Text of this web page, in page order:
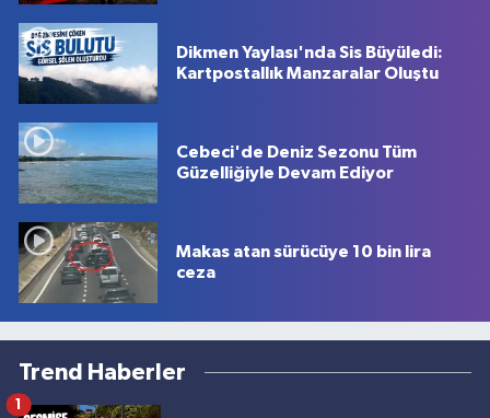
Dikmen Yaylası'nda Sis Büyüledi:
Kartpostallık Manzaralar Oluştu
Cebeci'de Deniz Sezonu Tüm
Güzelliğiyle Devam Ediyor
Makas atan sürücüye 10 bin lira
ceza
Trend Haberler
1